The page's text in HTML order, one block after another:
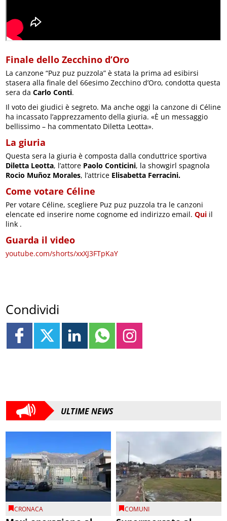
Finale dello Zecchino d’Oro
La canzone “Puz puz puzzola” è stata la prima ad esibirsi
stasera alla finale del 66esimo Zecchino d’Oro, condotta questa
sera da Carlo Conti.
Il voto dei giudici è segreto. Ma anche oggi la canzone di Céline
ha incassato l’apprezzamento della giuria. «È un messaggio
bellissimo – ha commentato Diletta Leotta».
La giuria
Questa sera la giuria è composta dalla conduttrice sportiva
Diletta Leotta, l’attore Paolo Conticini, la showgirl spagnola
Rocio Muñoz Morales, l’attrice Elisabetta Ferracini.
Come votare Céline
Per votare Céline, scegliere Puz puz puzzola tra le canzoni
elencate ed inserire nome cognome ed indirizzo email.Qui il
link .
Guarda il video
youtube.com/shorts/xxXJ3FTpKaY
Condividi
ULTIME NEWS
CRONACA COMUNI